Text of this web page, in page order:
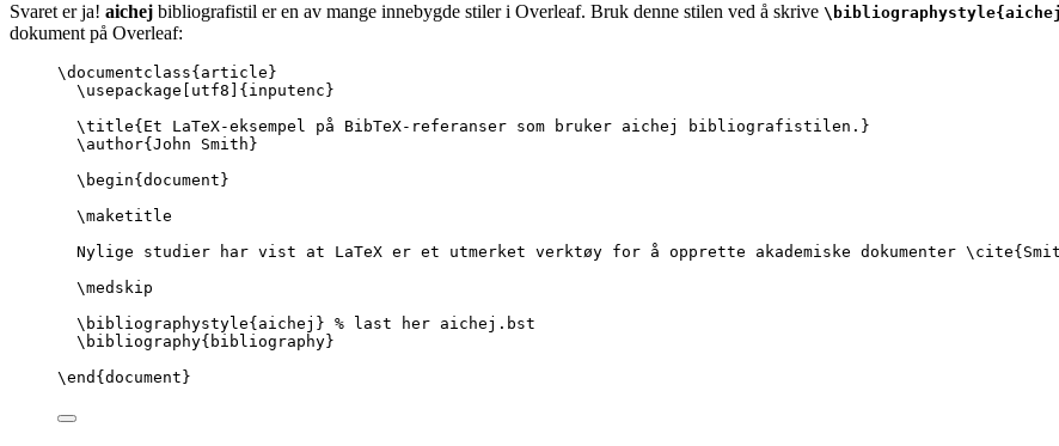
Svaret er ja! aichej bibliografistil er en av mange innebygde stiler i Overleaf. Bruk denne stilen ved å skrive
dokument på Overleaf:
\documentclass{ article }
\usepackage
utf8 ]{ inputenc }
\title{Et LaTeX-eksempel på BibTeX-referanser som bruker aichej bibliografistilen.}
\author{John Smith}
\begin{ document }
\maketitle
Nylige studier har vist at LaTeX er et utmerket verktøy for å opprette akademiske dokumenter \cite{
\medskip
\bibliographystyle{aichej} % last her aichej.bst
\bibliography{bibliography}
\end { document }